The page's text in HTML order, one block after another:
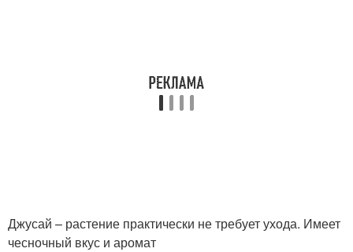
Джусай – растение практически не требует ухода. Имеет
чесночный вкус и аромат